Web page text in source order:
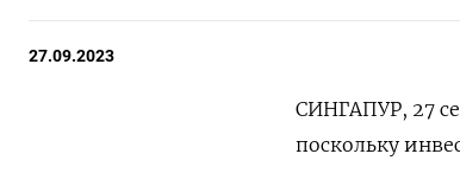
27.09.2023
СИНГАПУР, 27
поскольку